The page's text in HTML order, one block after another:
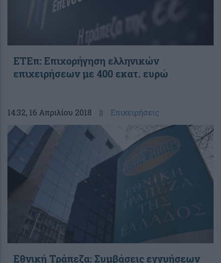
ΕΤΕπ: Επιχορήγηση ελληνικών
επιχειρήσεων με 400 εκατ. ευρώ
14:32, 16 Απριλίου 2018 || Επιχειρήσεις
Εθνική Τράπεζα: Συμβάσεις εγγυήσεων